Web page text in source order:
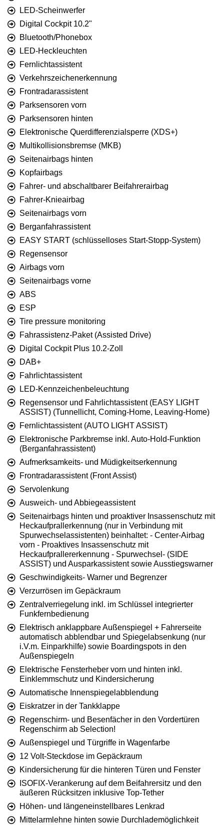
LED-Scheinwerfer
Digital Cockpit 10.2"
Bluetooth/Phonebox
LED-Heckleuchten
Fernlichtassistent
Verkehrszeichenerkennung
Frontradarassistent
Parksensoren vorn
Parksensoren hinten
Elektronische Querdifferenzialsperre (XDS+)
Multikollisionsbremse (MKB)
Seitenairbags hinten
Kopfairbags
Fahrer- und abschaltbarer Beifahrerairbag
Fahrer-Knieairbag
Seitenairbags vorn
Berganfahrassistent
EASY START (schlüsselloses Start-Stopp-System)
Regensensor
Airbags vorn
Seitenairbags vorne
ABS
ESP
Tire pressure monitoring
Fahrassistenz-Paket (Assisted Drive)
Digital Cockpit Plus 10.2-Zoll
DAB+
Fahrlichtassistent
LED-Kennzeichenbeleuchtung
Regensensor und Fahrlichtassistent (EASY LIGHT
ASSIST) (Tunnellicht, Coming-Home, Leaving-Home)
Fernlichtassistent (AUTO LIGHT ASSIST)
Elektronische Parkbremse inkl. Auto-Hold-Funktion
(Berganfahrassistent)
Aufmerksamkeits- und Müdigkeitserkennung
Frontradarassistent (Front Assist)
Servolenkung
Ausweich- und Abbiegeassistent
Seitenairbags hinten und proaktiver Insassenschutz mit
Heckaufprallerkennung (nur in Verbindung mit
Spurwechselassistenten) beinhaltet: - Center-Airbag
vorn - Proaktives Insassenschutz mit
Heckaufprallererkennung - Spurwechsel- (SIDE
ASSIST) und Ausparkassistent sowie Ausstiegswarner
Geschwindigkeits- Warner und Begrenzer
Verzurrösen im Gepäckraum
Zentralverriegelung inkl. im Schlüssel integrierter
Funkfernbedienung
Elektrisch anklappbare Außenspiegel + Fahrerseite
automatisch abblendbar und Spiegelabsenkung (nur
i.V.m. Einparkhilfe) sowie Boardingspots in den
Außenspiegeln
Elektrische Fensterheber vorn und hinten inkl.
Einklemmschutz und Kindersicherung
Automatische Innenspiegelabblendung
Eiskratzer in der Tankklappe
Regenschirm- und Besenfächer in den Vordertüren
Regenschirm ab Selection!
Außenspiegel und Türgriffe in Wagenfarbe
12 Volt-Steckdose im Gepäckraum
Kindersicherung für die hinteren Türen und Fenster
ISOFIX-Verankerung auf dem Beifahrersitz und den
äußeren Rücksitzen inklusive Top-Tether
Höhen- und längeneinstellbares Lenkrad
Mittelarmlehne hinten sowie Durchlademöglichkeit